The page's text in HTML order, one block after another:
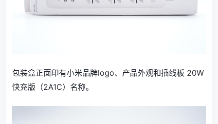
包装盒正面印有小米品牌logo、产品外观和插线板 20W
快充版（2A1C）名称。